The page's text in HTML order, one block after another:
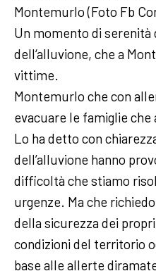
Montemurlo (Foto Fb
Un momento di serenità
dell‘alluvione, che a
vittime.
Montemurlo che con
evacuare le famiglie che
Lo ha detto con
dell’alluvione hanno
difficoltà che stiamo
urgenze. Ma che
della sicurezza dei
condizioni del territorio
base alle allerte